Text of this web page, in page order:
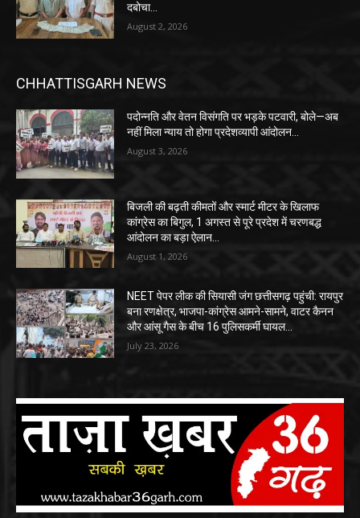
दबोचा…
August 2, 2026
CHHATTISGARH NEWS
पदोन्नति और वेतन विसंगति पर भड़के पटवारी, बोले—अब
नहीं मिला न्याय तो होगा प्रदेशव्यापी आंदोलन…
August 3, 2026
बिजली की बढ़ती कीमतों और स्मार्ट मीटर के खिलाफ
कांग्रेस का बिगुल, 1 अगस्त से पूरे प्रदेश में चरणबद्ध
आंदोलन का बड़ा ऐलान…
August 1, 2026
NEET पेपर लीक की सियासी जंग छत्तीसगढ़ पहुंची: रायपुर
बना रणक्षेत्र, भाजपा-कांग्रेस आमने-सामने, वाटर कैनन
और आंसू गैस के बीच 16 पुलिसकर्मी घायल…
July 23, 2026